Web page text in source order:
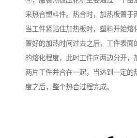
来热合塑料件。热合时，加热板置于
当工件紧贴住加热板时，塑料开始熔
置好的加热时间过去之后，工件表面
的熔化程度，此时工件向两边分开，
两片工件并合在一起，当达到一定的
度之后，整个热合过程完成。